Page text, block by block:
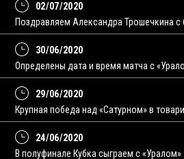
02/07/2020
Поздравляем Александра Трошечкина с
30/06/2020
Определены дата и время матча с
29/06/2020
Крупная победа над «Сатурном» в
24/06/2020
В полуфинале Кубка сыграем с «Уралом»